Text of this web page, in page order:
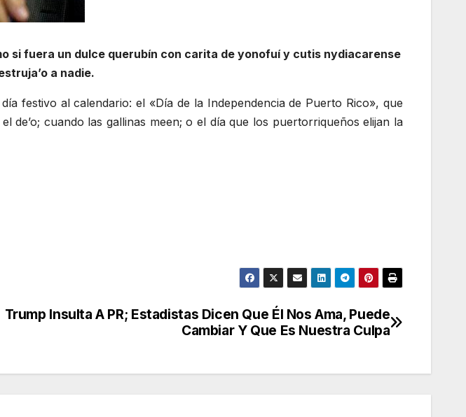
si fuera un dulce querubín con carita de yonofuí y cutis nydiacarense
a nadie.
festivo al calendario: el «Día de la Independencia de Puerto Rico», que
cuando las gallinas meen; o el día que los puertorriqueños elijan la
Trump Insulta A PR; Estadistas Dicen Que Él Nos Ama, Puede
Cambiar Y Que Es Nuestra Culpa